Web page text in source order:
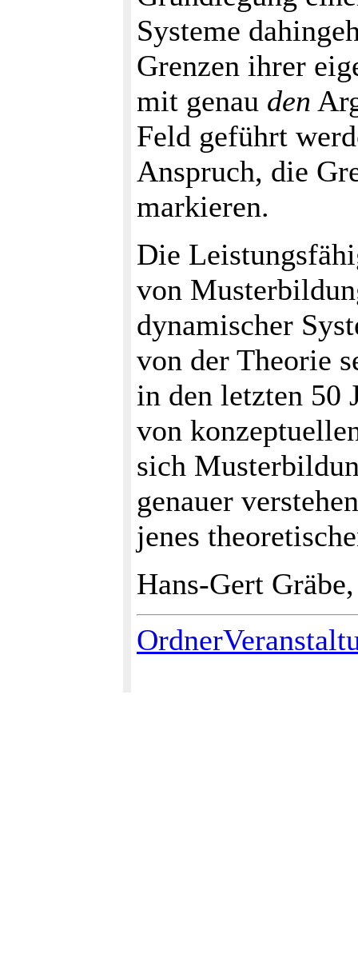
Systeme
Grenzen ihrer
mit genau den
Feld geführt
Anspruch, die
markieren.
Die
von
dynamischer
von der Theorie
in den letzten 50
von
sich
genauer
jenes
Hans-Gert